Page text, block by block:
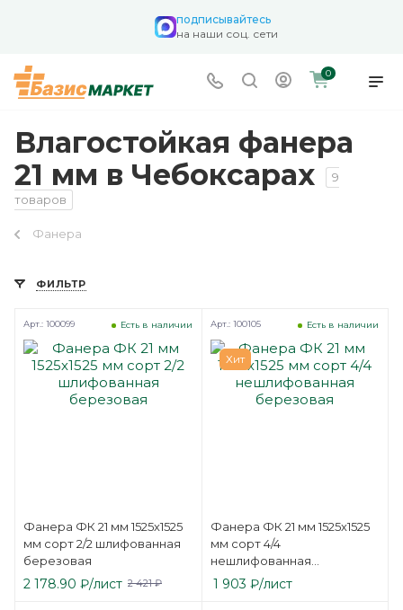
подписывайтесь
на наши соц. сети
0
Влагостойкая фанера
21 мм в Чебоксарах
9
товаров
Фанера
ФИЛЬТР
Фанера ФК 21 мм 1525х1525
мм сорт 2/2 шлифованная
березовая
Есть в наличии
Арт.: 100099
2 178.90 ₽/лист 2 421₽
Хит
Фанера ФК 21 мм 1525х1525
мм сорт 4/4
нешлифованная
березовая
Есть в наличии
Арт.: 100105
1 903 ₽/лист